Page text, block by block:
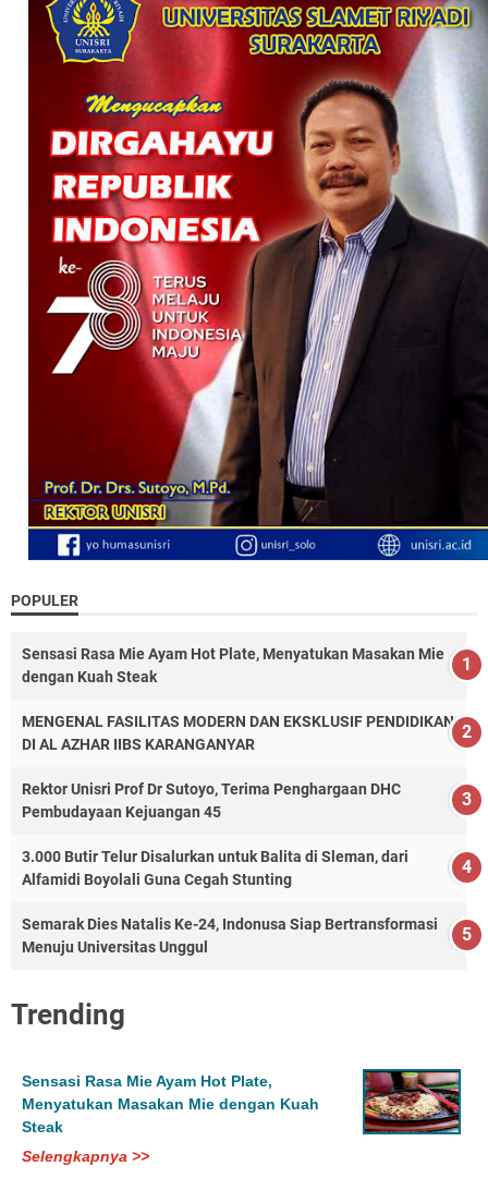
POPULER
Sensasi Rasa Mie Ayam Hot Plate, Menyatukan Masakan Mie
dengan Kuah Steak
MENGENAL FASILITAS MODERN DAN EKSKLUSIF PENDIDIKAN
DI AL AZHAR IIBS KARANGANYAR
Rektor Unisri Prof Dr Sutoyo, Terima Penghargaan DHC
Pembudayaan Kejuangan 45
3.000 Butir Telur Disalurkan untuk Balita di Sleman, dari
Alfamidi Boyolali Guna Cegah Stunting
Semarak Dies Natalis Ke-24, Indonusa Siap Bertransformasi
Menuju Universitas Unggul
Trending
Sensasi Rasa Mie Ayam Hot Plate,
Menyatukan Masakan Mie dengan Kuah
Steak
Selengkapnya >>